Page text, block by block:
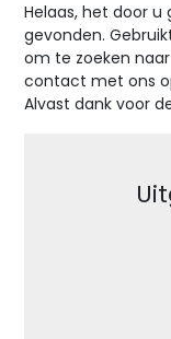
Helaas, het door
gevonden.
om te zoeken
contact met ons
Alvast dank voor